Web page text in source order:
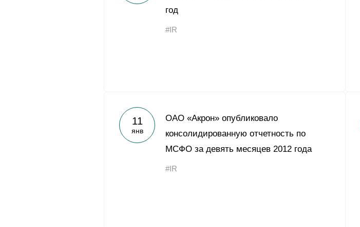
год
#IR
11
янв
ОАО «Акрон» опубликовало
консолидированную отчетность по
МСФО за девять месяцев 2012 года
#IR